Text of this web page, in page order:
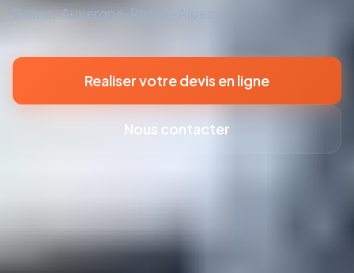
Dome, Auvergne-Rhône-Alpes.
Realiser votre devis en ligne
Nous contacter